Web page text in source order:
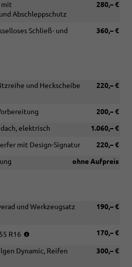
280,– €
mit
Abschleppschutz
360,– €
Schließ- und
220,– €
und Heckscheibe
200,– €
1.060,– €
elektrisch
220,– €
mit Design-Signatur
ohne Aufpreis
190,– €
und Werkzeugsatz
170,– €
R16
Verbindung
300,– €
Dynamic, Reifen